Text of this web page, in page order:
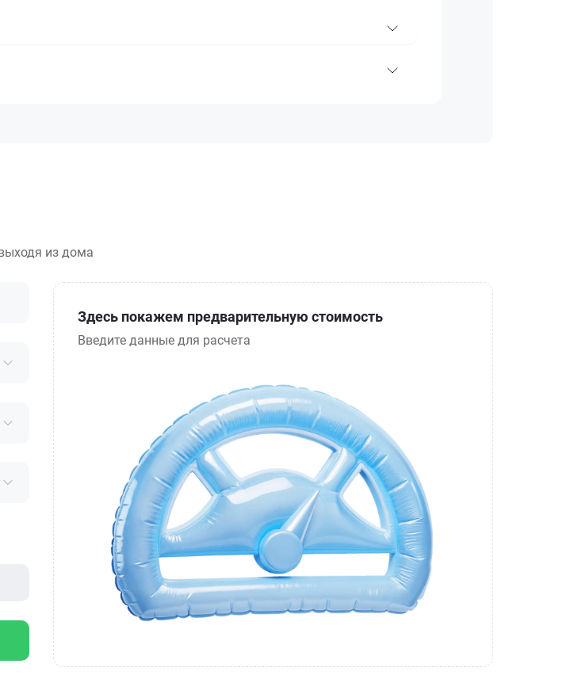
из дома
Здесь покажем предварительную стоимость
Введите данные для расчета